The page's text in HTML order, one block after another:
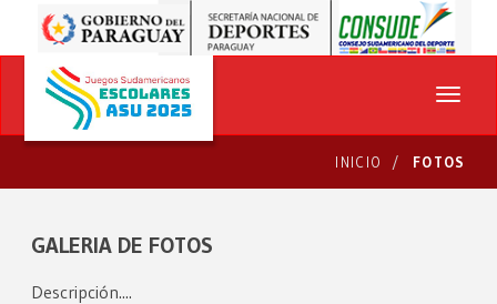
INICIO FOTOS
GALERIA DE FOTOS
Descripción....